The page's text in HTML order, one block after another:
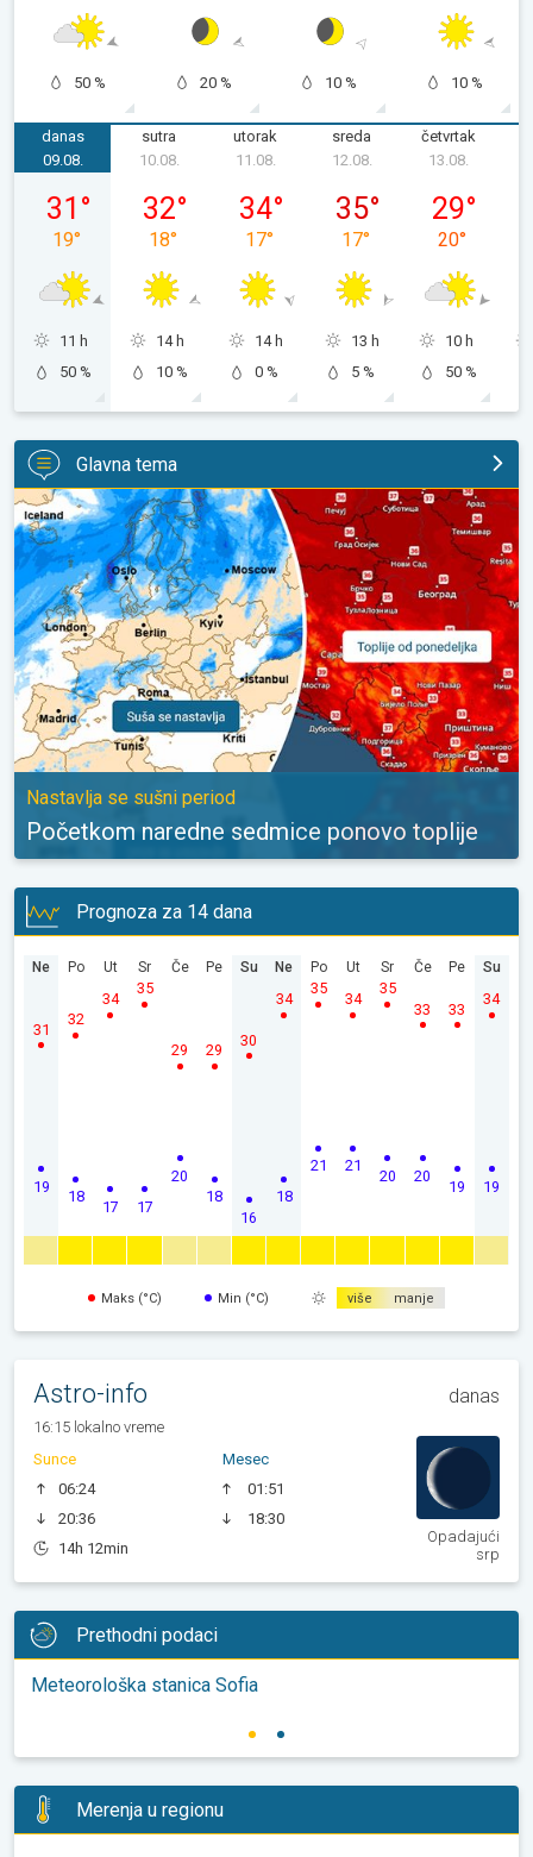
50 % 20 % 10 % 10 %
danas
nedelja, 09. 08.
09.08.
31 °
19°
11 h
50 %
sutra
10.08.
32°
18°
14 h
10 %
utorak
11.08.
34°
17°
14 h
0 %
sreda
12.08.
35°
17°
13 h
5 %
četvrtak
13.08.
29°
20°
10 h
50 %
Glavna tema
Početkom naredne sedmice ponovo toplije. Nastavlja se sušni
Nastavlja se sušni period
Početkom naredne sedmice ponovo toplije
Prognoza za 14 dana
Ne
19
31
Po
18
32
Ut
17
34
Sr
17
35
Če
20
29
Pe
18
29
Su
16
30
Ne
18
34
Po
21
35
Ut
21
34
Sr
20
35
Če
20
33
Pe
19
33
Su
19
34
Maks (°C) Min (°C) više manje
Astro-info danas
16:15 lokalno vreme
Sunce
06:24
20:36
14h 12min
Mesec
01:51
18:30
Opadajući
srp
Prethodni podaci
Meteorološka stanica Sofia
Merenja u regionu